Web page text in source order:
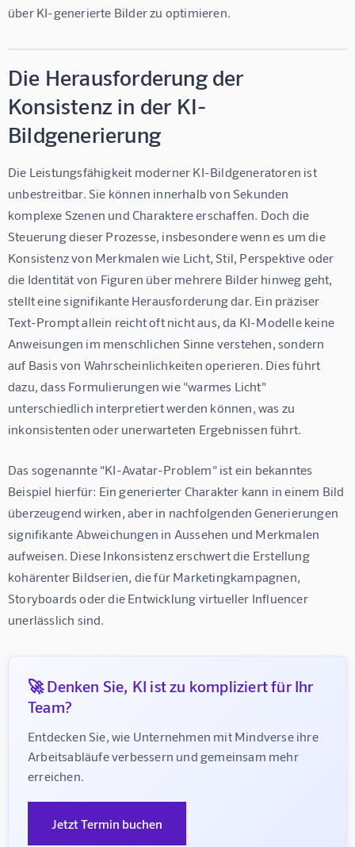
über KI-generierte Bilder zu optimieren.
Die Herausforderung der
Konsistenz in der KI-
Bildgenerierung
Die Leistungsfähigkeit moderner KI-Bildgeneratoren ist
unbestreitbar. Sie können innerhalb von Sekunden
komplexe Szenen und Charaktere erschaffen. Doch die
Steuerung dieser Prozesse, insbesondere wenn es um die
Konsistenz von Merkmalen wie Licht, Stil, Perspektive oder
die Identität von Figuren über mehrere Bilder hinweg geht,
stellt eine signifikante Herausforderung dar. Ein präziser
Text-Prompt allein reicht oft nicht aus, da KI-Modelle keine
Anweisungen im menschlichen Sinne verstehen, sondern
auf Basis von Wahrscheinlichkeiten operieren. Dies führt
dazu, dass Formulierungen wie "warmes Licht"
unterschiedlich interpretiert werden können, was zu
inkonsistenten oder unerwarteten Ergebnissen führt.
Das sogenannte "KI-Avatar-Problem" ist ein bekanntes
Beispiel hierfür: Ein generierter Charakter kann in einem Bild
überzeugend wirken, aber in nachfolgenden Generierungen
signifikante Abweichungen in Aussehen und Merkmalen
aufweisen. Diese Inkonsistenz erschwert die Erstellung
kohärenter Bildserien, die für Marketingkampagnen,
Storyboards oder die Entwicklung virtueller Influencer
unerlässlich sind.
🚀 Denken Sie, KI ist zu kompliziert für Ihr
Team?
Entdecken Sie, wie Unternehmen mit Mindverse ihre
Arbeitsabläufe verbessern und gemeinsam mehr
erreichen.
Jetzt Termin buchen